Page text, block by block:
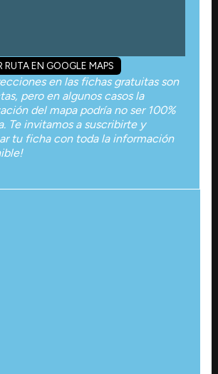
RUTA EN GOOGLE MAPS
en las fichas gratuitas son
pero en algunos casos la
del mapa podría no ser 100%
Te invitamos a suscribirte y
tu ficha con toda la información